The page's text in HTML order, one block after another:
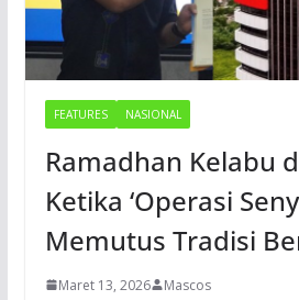
FEATURES NASIONAL
Ramadhan Kelabu
Ketika ‘Operasi
Memutus Tradisi
Maret 13, 2026 Mascos